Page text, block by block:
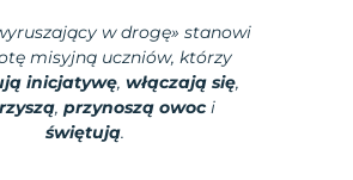
w drogę» stanowi
misyjną uczniów, którzy
inicjatywę, włączają się,
,przynoszą owoci
świętują.